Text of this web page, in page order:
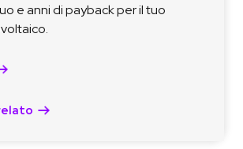
e anni di payback per il tuo